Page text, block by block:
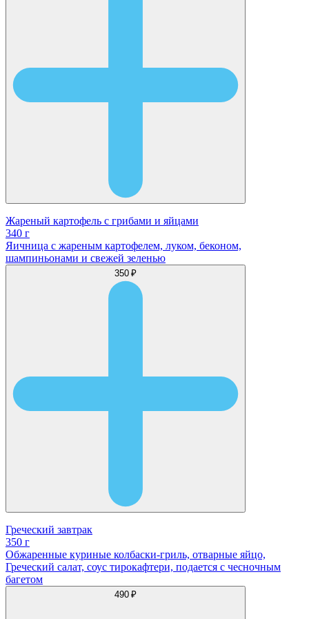
Жареный картофель с грибами и яйцами
340 г
Яичница с жареным картофелем, луком, беконом,
шампиньонами и свежей зеленью
350 ₽
Греческий завтрак
350 г
Обжаренные куриные колбаски-гриль, отварные яйцо,
Греческий салат, соус тирокафтери, подается с чесночным
багетом
490 ₽